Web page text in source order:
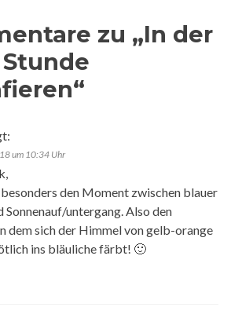
zu „In der
“
um 10:34 Uhr
den Moment zwischen blauer
Sonnenauf/untergang. Also den
dem sich der Himmel von gelb-orange
ins bläuliche färbt! 🙂